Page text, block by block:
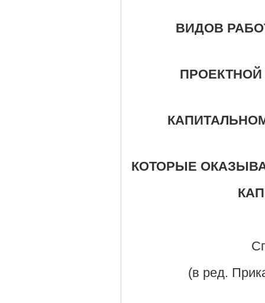
ВИДОВ
ПРОЕКТНОЙ
КОТОРЫЕ
(в ред.